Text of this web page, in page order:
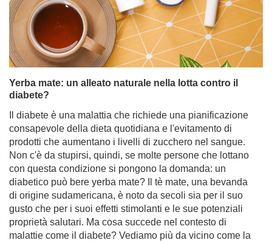
Yerba mate: un alleato naturale nella lotta contro il
diabete?
Il diabete è una malattia che richiede una pianificazione
consapevole della dieta quotidiana e l'evitamento di
prodotti che aumentano i livelli di zucchero nel sangue.
Non c'è da stupirsi, quindi, se molte persone che lottano
con questa condizione si pongono la domanda: un
diabetico può bere yerba mate? Il tè mate, una bevanda
di origine sudamericana, è noto da secoli sia per il suo
gusto che per i suoi effetti stimolanti e le sue potenziali
proprietà salutari. Ma cosa succede nel contesto di
malattie come il diabete? Vediamo più da vicino come la